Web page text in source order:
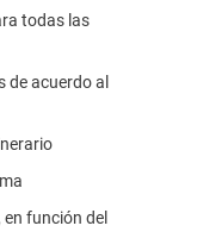
todas las
acuerdo al
función del